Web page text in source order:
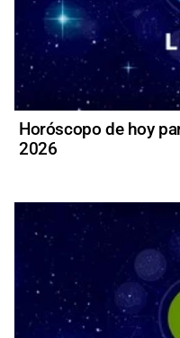
Horóscopo de hoy
2026